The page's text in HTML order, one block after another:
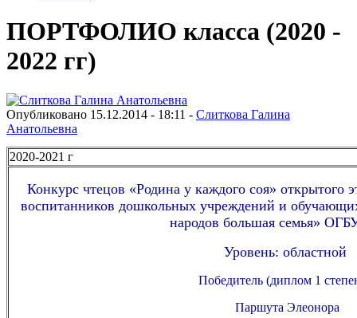
ПОРТФОЛИО класса (2020 -
2022 гг)
Опубликовано 15.12.2014 - 18:11 - Слиткова Галина
Анатольевна
2020-2021 г
Конкурс чтецов «Родина у каждого соя» открытого
воспитанников дошкольных учреждений и
народов большая семья»
Уровень: областной
Победитель (диплом 1
Паршута Элеонора